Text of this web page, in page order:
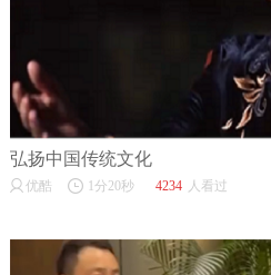
弘扬中国传统文化
优酷 1分20秒 4234 人看过